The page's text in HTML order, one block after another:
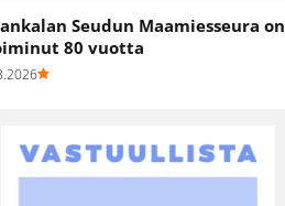
Seudun Maamiesseura on
80 vuotta